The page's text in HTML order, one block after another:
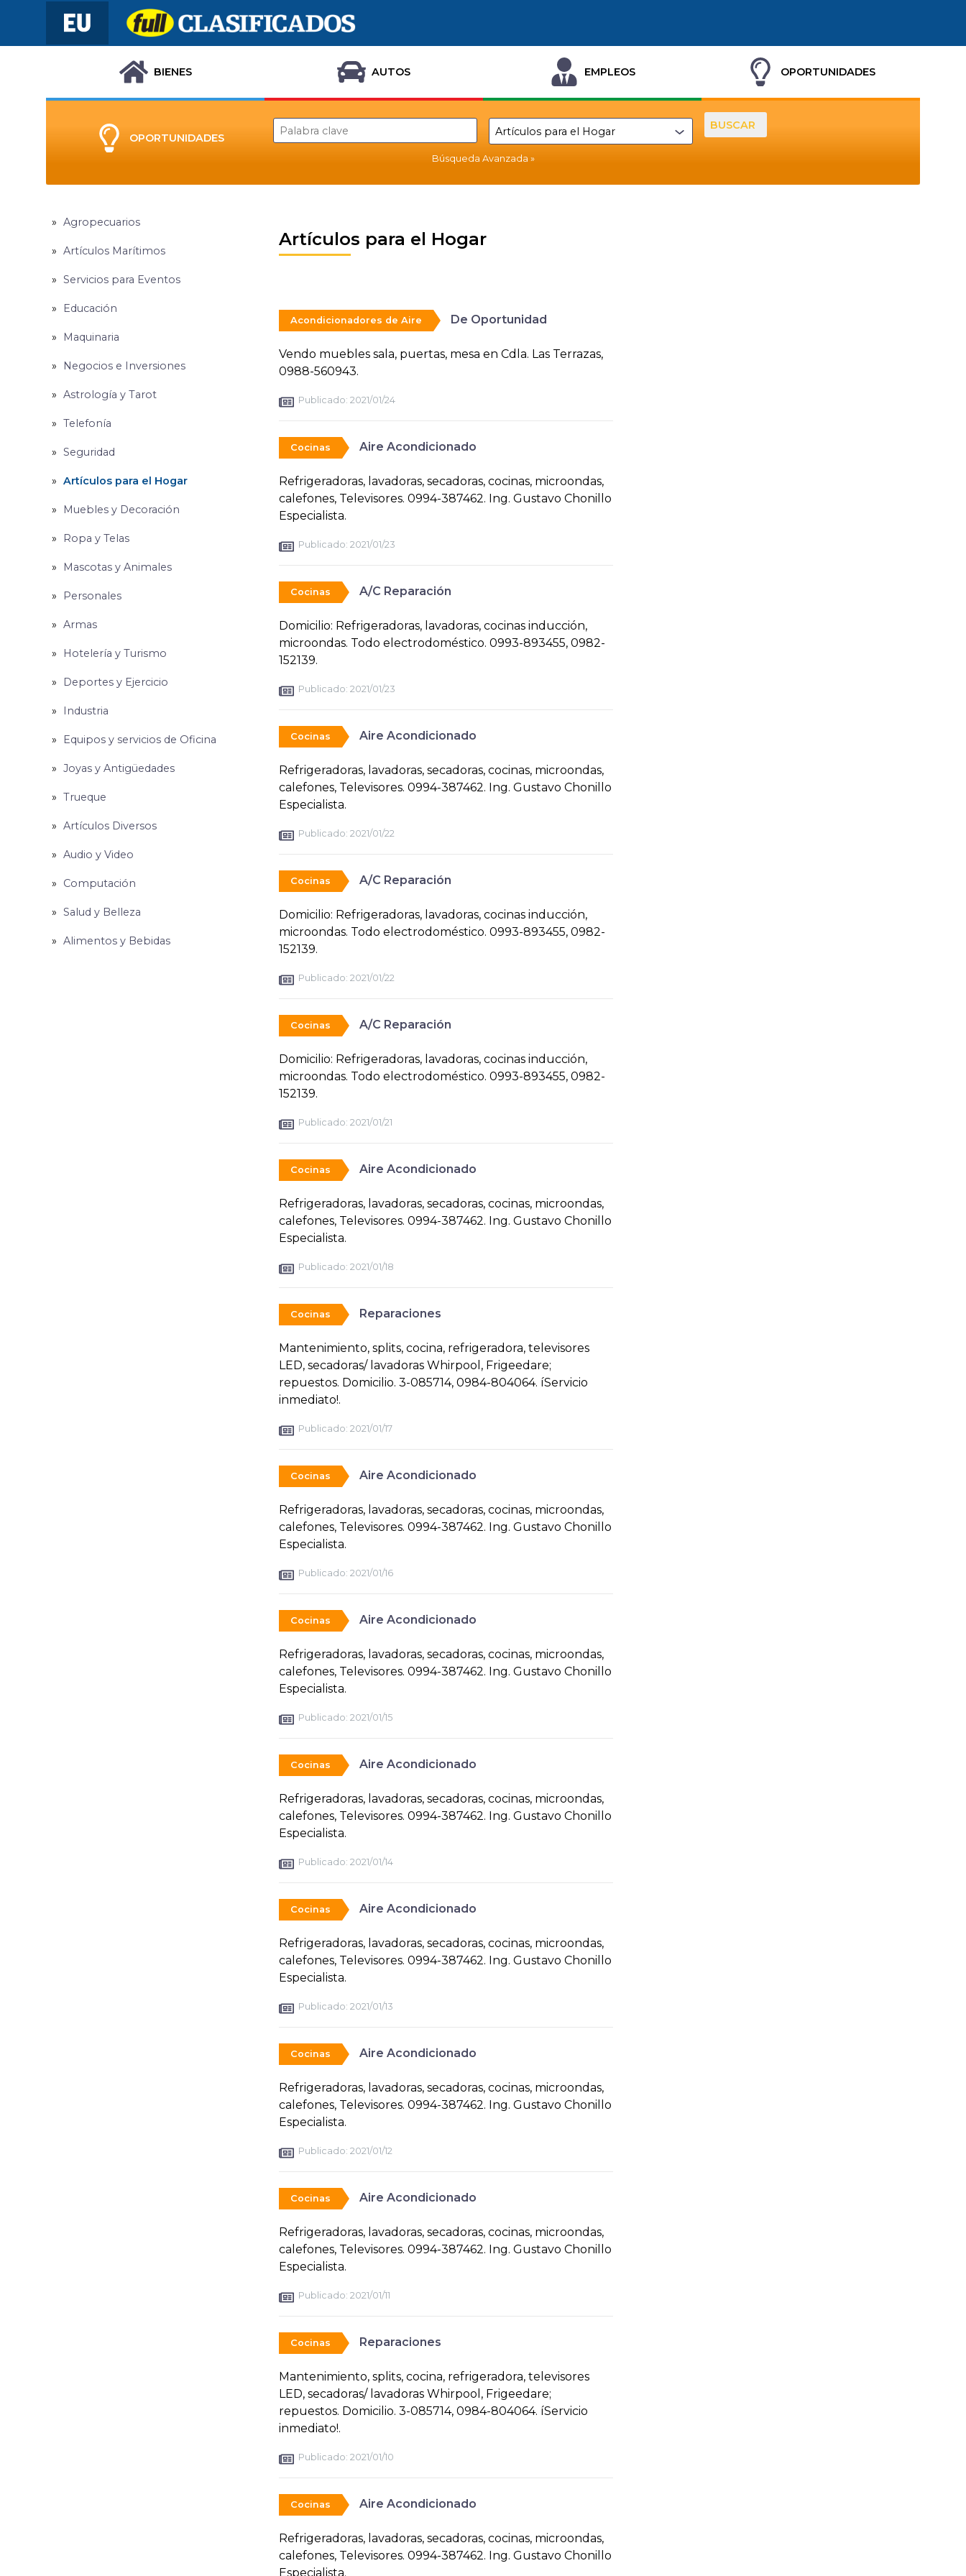
BIENES AUTOS EMPLEOS OPORTUNIDADES
OPORTUNIDADES
Búsqueda Avanzada
BUSCAR
Agropecuarios
Artículos Marítimos
Servicios para Eventos
Educación
Maquinaria
Negocios e Inversiones
Astrología y Tarot
Telefonía
Seguridad
Artículos para el Hogar
Muebles y Decoración
Ropa y Telas
Mascotas y Animales
Personales
Armas
Hotelería y Turismo
Deportes y Ejercicio
Industria
Equipos y servicios de Oficina
Joyas y Antigüedades
Trueque
Artículos Diversos
Audio y Video
Computación
Salud y Belleza
Alimentos y Bebidas
Artículos para el Hogar
Acondicionadores de Aire De Oportunidad
Vendo muebles sala, puertas, mesa en Cdla. Las Terrazas,
0988-560943.
Publicado: 2021/01/24
Cocinas Aire Acondicionado
Refrigeradoras, lavadoras, secadoras, cocinas, microondas,
calefones, Televisores. 0994-387462. Ing. Gustavo Chonillo
Especialista.
Publicado: 2021/01/23
Cocinas A/C Reparación
Domicilio: Refrigeradoras, lavadoras, cocinas inducción,
microondas. Todo electrodoméstico. 0993-893455, 0982-
152139.
Publicado: 2021/01/23
Cocinas Aire Acondicionado
Refrigeradoras, lavadoras, secadoras, cocinas, microondas,
calefones, Televisores. 0994-387462. Ing. Gustavo Chonillo
Especialista.
Publicado: 2021/01/22
Cocinas A/C Reparación
Domicilio: Refrigeradoras, lavadoras, cocinas inducción,
microondas. Todo electrodoméstico. 0993-893455, 0982-
152139.
Publicado: 2021/01/22
Cocinas A/C Reparación
Domicilio: Refrigeradoras, lavadoras, cocinas inducción,
microondas. Todo electrodoméstico. 0993-893455, 0982-
152139.
Publicado: 2021/01/21
Cocinas Aire Acondicionado
Refrigeradoras, lavadoras, secadoras, cocinas, microondas,
calefones, Televisores. 0994-387462. Ing. Gustavo Chonillo
Especialista.
Publicado: 2021/01/18
Cocinas Reparaciones
Mantenimiento, splits, cocina, refrigeradora, televisores
LED, secadoras/ lavadoras Whirpool, Frigeedare;
repuestos. Domicilio. 3-085714, 0984-804064. íServicio
inmediato!.
Publicado: 2021/01/17
Cocinas Aire Acondicionado
Refrigeradoras, lavadoras, secadoras, cocinas, microondas,
calefones, Televisores. 0994-387462. Ing. Gustavo Chonillo
Especialista.
Publicado: 2021/01/16
Cocinas Aire Acondicionado
Refrigeradoras, lavadoras, secadoras, cocinas, microondas,
calefones, Televisores. 0994-387462. Ing. Gustavo Chonillo
Especialista.
Publicado: 2021/01/15
Cocinas Aire Acondicionado
Refrigeradoras, lavadoras, secadoras, cocinas, microondas,
calefones, Televisores. 0994-387462. Ing. Gustavo Chonillo
Especialista.
Publicado: 2021/01/14
Cocinas Aire Acondicionado
Refrigeradoras, lavadoras, secadoras, cocinas, microondas,
calefones, Televisores. 0994-387462. Ing. Gustavo Chonillo
Especialista.
Publicado: 2021/01/13
Cocinas Aire Acondicionado
Refrigeradoras, lavadoras, secadoras, cocinas, microondas,
calefones, Televisores. 0994-387462. Ing. Gustavo Chonillo
Especialista.
Publicado: 2021/01/12
Cocinas Aire Acondicionado
Refrigeradoras, lavadoras, secadoras, cocinas, microondas,
calefones, Televisores. 0994-387462. Ing. Gustavo Chonillo
Especialista.
Publicado: 2021/01/11
Cocinas Reparaciones
Mantenimiento, splits, cocina, refrigeradora, televisores
LED, secadoras/ lavadoras Whirpool, Frigeedare;
repuestos. Domicilio. 3-085714, 0984-804064. íServicio
inmediato!.
Publicado: 2021/01/10
Cocinas Aire Acondicionado
Refrigeradoras, lavadoras, secadoras, cocinas, microondas,
calefones, Televisores. 0994-387462. Ing. Gustavo Chonillo
Especialista.